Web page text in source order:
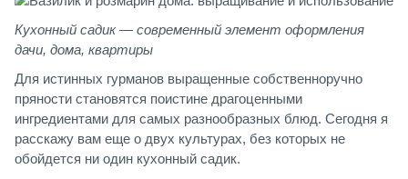
Кухонный садик — современный элемент оформления
дачи, дома, квартиры
Для истинных гурманов выращенные собственноручно
пряности становятся поистине драгоценными
ингредиентами для самых разнообразных блюд. Сегодня я
расскажу вам еще о двух культурах, без которых не
обойдется ни один кухонный садик.